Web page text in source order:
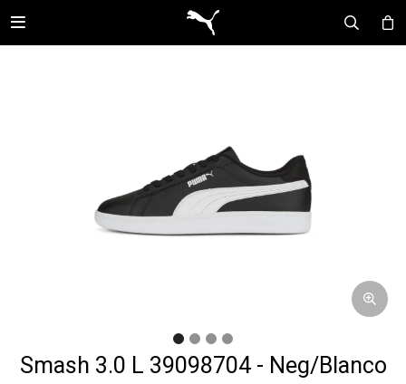

Smash 3.0 L 39098704 - Neg/Blanco